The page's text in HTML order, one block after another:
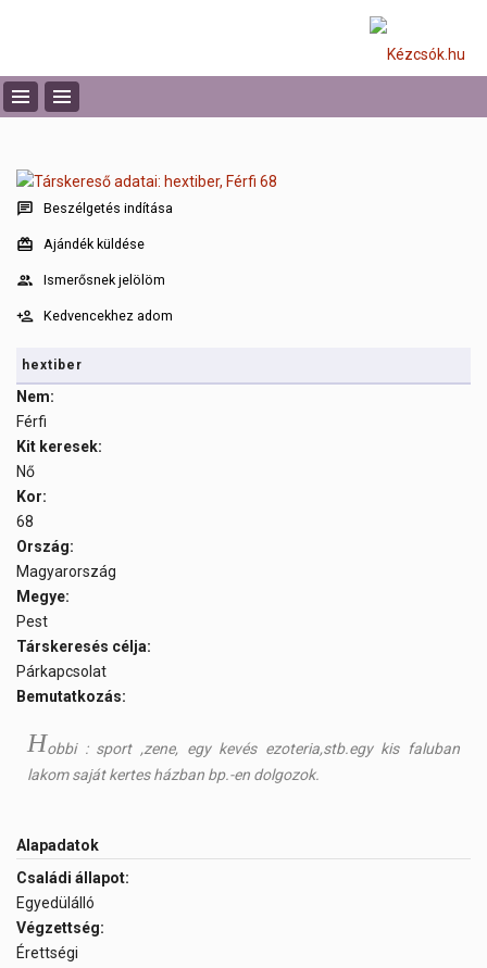
Beszélgetés indítása
Ajándék küldése
Ismerősnek jelölöm
Kedvencekhez adom
hextiber
Nem:
Férfi
Kit keresek:
Nő
Kor:
68
Ország:
Magyarország
Megye:
Pest
Társkeresés célja:
Párkapcsolat
Bemutatkozás:
hobbi : sport ,zene, egy kevés ezoteria,stb.egy kis faluban
lakom saját kertes házban bp.-en dolgozok.
Alapadatok
Családi állapot:
Egyedülálló
Végzettség:
Érettségi